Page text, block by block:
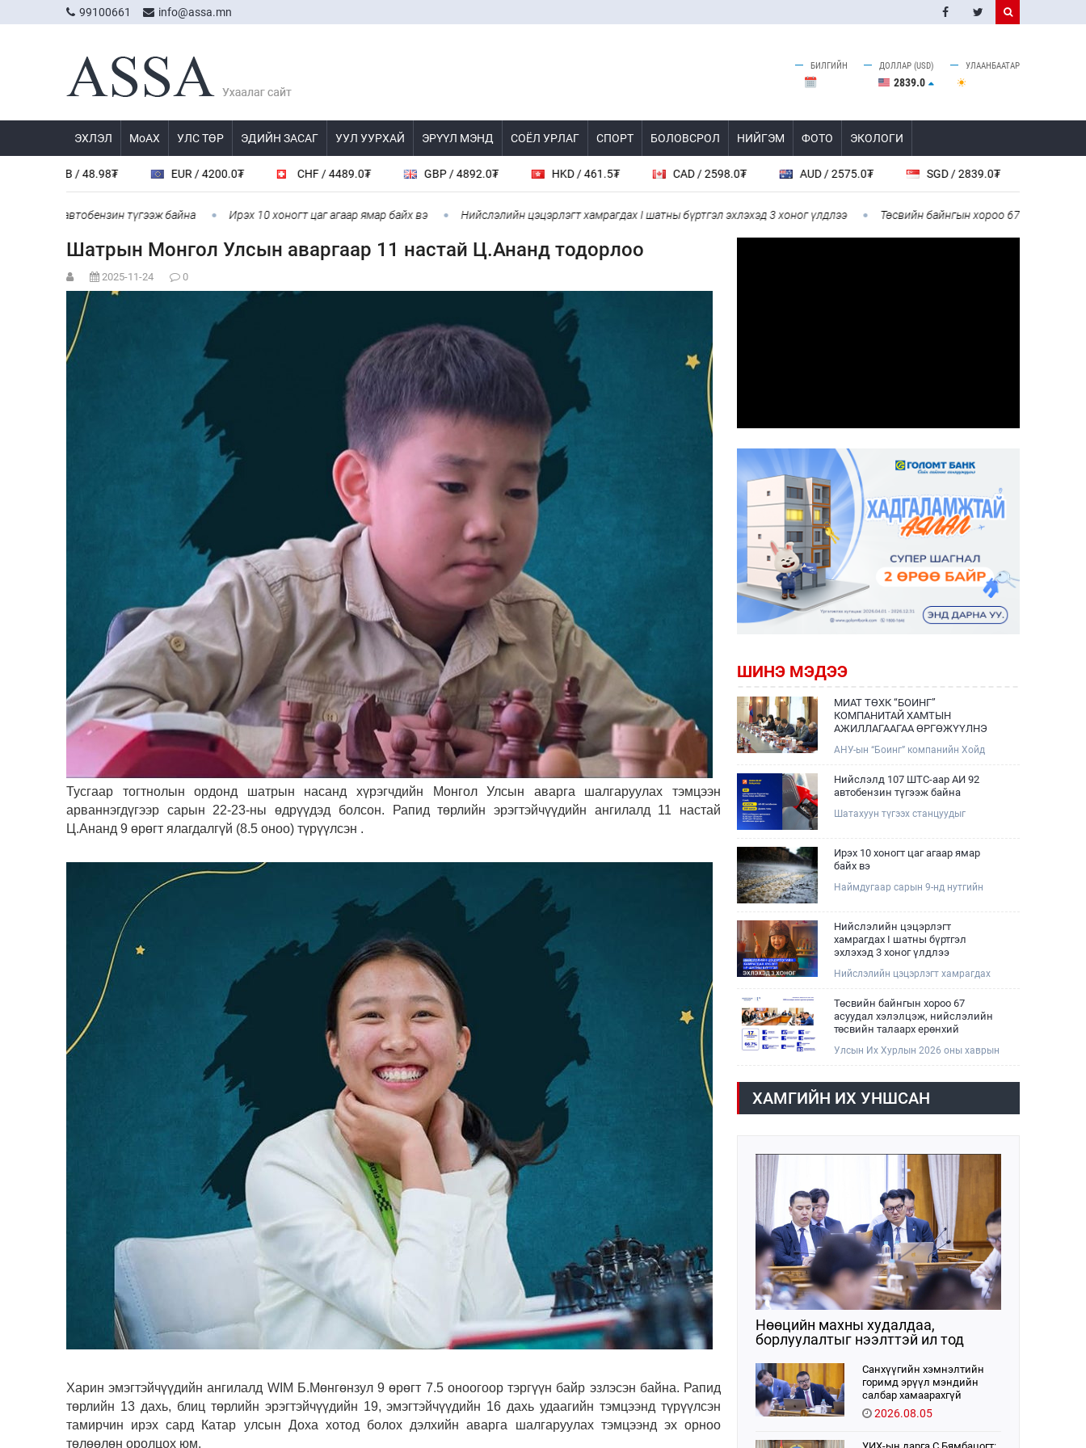
99100661 info@assa.mn
БИЛГИЙН ДОЛЛАР (USD)
2839.0
УЛААНБААТАР
ЭХЛЭЛ МоАХ УЛС ТӨР ЭДИЙН ЗАСАГ УУЛ УУРХАЙ ЭРҮҮЛ МЭНД СОЁЛ УРЛАГ СПОРТ БОЛОВСРОЛ НИЙГЭМ ФОТО ЭКОЛОГИ
RUB / 48.98₮ EUR / 4200.0₮ CHF / 4489.0₮ GBP / 4892.0₮ HKD / 461.5₮ CAD / 2598.0₮ AUD / 2575.0₮ SGD / 2839.0₮
автобензин түгээж байна Ирэх 10 хоногт цаг агаар ямар байх вэ Нийслэлийн цэцэрлэгт хамрагдах I шатны бүртгэл эхлэхэд 3 хоног үлдлээ Төсвийн байнгын хороо 67 асуудал хэлэлцэж,
Шатрын Монгол Улсын аваргаар 11 настай Ц.Ананд тодорлоо
2025-11-24 0
Тусгаар тогтнолын ордонд шатрын насанд хүрэгчдийн Монгол Улсын аварга шалгаруулах тэмцээн
арваннэгдүгээр сарын 22-23-ны өдрүүдэд болсон. Рапид төрлийн эрэгтэйчүүдийн ангилалд 11 настай
Ц.Ананд 9 өрөгт ялагдалгүй (8.5 оноо) түрүүлсэн .
Харин эмэгтэйчүүдийн ангилалд WIM Б.Мөнгөнзул 9 өрөгт 7.5 оноогоор тэргүүн байр эзлэсэн байна. Рапид
төрлийн 13 дахь, блиц төрлийн эрэгтэйчүүдийн 19, эмэгтэйчүүдийн 16 дахь удаагийн тэмцээнд түрүүлсэн
тамирчин ирэх сард Катар улсын Доха хотод болох дэлхийн аварга шалгаруулах тэмцээнд эх орноо
төлөөлөн оролцох юм.
ШИНЭ МЭДЭЭ
МИАТ ТӨХК “БОИНГ”
КОМПАНИТАЙ ХАМТЫН
АЖИЛЛАГААГАА ӨРГӨЖҮҮЛНЭ
АНУ-ын “Боинг” компанийн Хойд
борлуулалт, маркетингийн асуудал
хариуцсан Дэд ерөнхийлөгч Жэф
Эдвардс тэргүүтэй төлөөлөгчдийг
Зам, тээврийн сайд Б.Дэлгэрсайхан
Нийслэлд 107 ШТС-аар АИ 92
автобензин түгээж байна
Шатахуун түгээх станцуудыг
Ирэх 10 хоногт цаг агаар ямар
байх вэ
Наймдугаар сарын 9-нд нутгийн
хэсгээр ахиухан хэмжээний бороо
орох тул болзошгүй үер, усны
аюулаас анхаарна уу.
Нийслэлийн цэцэрлэгт
хамрагдах I шатны бүртгэл
эхлэхэд 3 хоног үлдлээ
Нийслэлийн цэцэрлэгт хамрагдах
өдрөөс 08 сарын 23-ны өдрийг
дуустал "E-Mongolia" платформоор
дамжуулан цахимаар хүлээн
авна.Хүүхдээ цэцэрлэгт хамруулах
үйлчилгээг авахдаа дараах
Төсвийн байнгын хороо 67
асуудал хэлэлцэж, нийслэлийн
төсвийн талаарх ерөнхий
байгуулсан байна
Улсын Их Хурлын 2026 оны хаврын
мэдүүлсэн хууль, Улсын Их Хурлын
бусад шийдвэрийн төслийг
хэлэлцүүлэх, Улсын Их Хурлын
хяналтыг хэрэгжүүлэх, хуульд
тусгайлан заасан асуудлаар Улсын
Их Хурлын тогтоолын төсөл
боловсруулах чиг үүргээ
хэрэгжүүлэн ажиллажээ.
ХАМГИЙН ИХ УНШСАН
Нөөцийн махны худалдаа,
борлуулалтыг нээлттэй ил тод
Санхүүгийн хэмнэлтийн
горимд эрүүл мэндийн
салбар хамаарахгүй
2026.08.05